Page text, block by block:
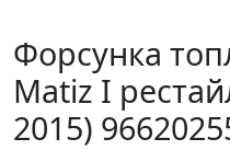
Форсунка
Matiz I
2015)